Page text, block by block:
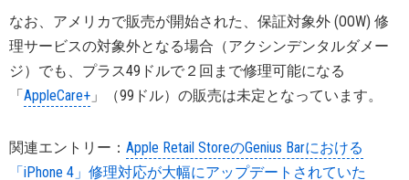
なお、アメリカで販売が開始された、保証対象外 (OOW) 修
理サービスの対象外となる場合（アクシンデンタルダメー
ジ）でも、プラス49ドルで２回まで修理可能になる
「AppleCare+ 」（99ドル）の販売は未定となっています。
関連エントリー： Apple Retail StoreのGenius Barにおける
「iPhone 4」修理対応が大幅にアップデートされていた